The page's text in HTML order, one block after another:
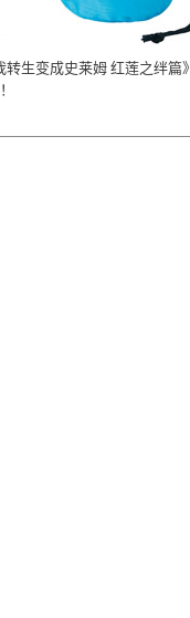
生变成史莱姆 红莲之绊篇》